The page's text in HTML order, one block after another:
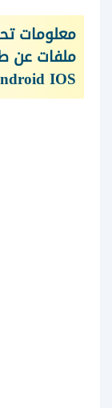
ملفات عن
IOS